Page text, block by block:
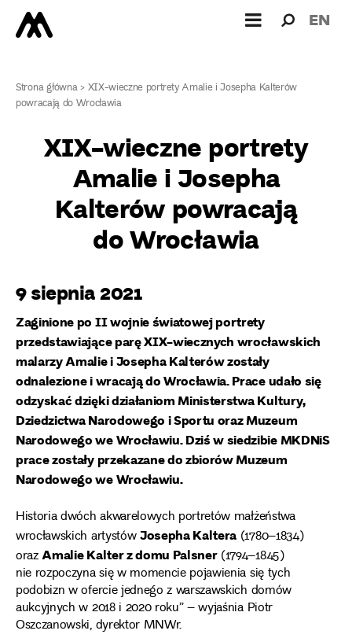
dla: EN
Strona główna>XIX-wieczne portrety Amalie i Josepha Kalterów
powracają do Wrocławia
XIX-wieczne portrety
Amalie i Josepha
Kalterów powracają
do Wrocławia
9 siepnia 2021
Zaginione po II wojnie światowej portrety
przedstawiające parę XIX-wiecznych wrocławskich
malarzy Amalie i Josepha Kalterów zostały
odnalezione i wracają do Wrocławia. Prace udało się
odzyskać dzięki działaniom Ministerstwa Kultury,
Dziedzictwa Narodowego i Sportu oraz Muzeum
Narodowego we Wrocławiu. Dziś w siedzibie MKDNiS
prace zostały przekazane do zbiorów Muzeum
Narodowego we Wrocławiu.
Historia dwóch akwarelowych portretów małżeństwa
wrocławskich artystówJosepha Kaltera (1780–1834)
orazAmalie Kalter z domu Palsner(1794–1845)
nie rozpoczyna się w momencie pojawienia się tych
podobizn w ofercie jednego z warszawskich domów
aukcyjnych w 2018 i 2020 roku” – wyjaśnia Piotr
Oszczanowski, dyrektor MNWr.